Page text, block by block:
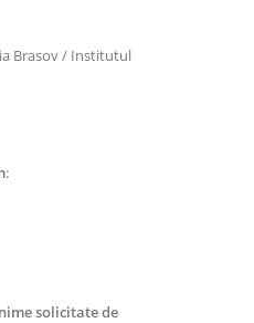
Brasov / Institutul
:
solicitate de